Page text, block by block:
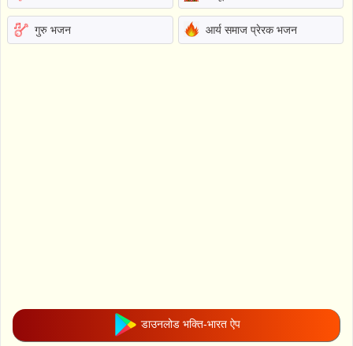
गुरु भजन आर्य समाज प्रेरक भजन
डाउनलोड भक्ति-भारत ऐप